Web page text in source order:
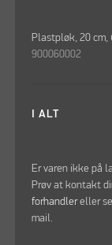
Plastpløk, 20 cm,
900060002
I ALT
Er varen ikke på
Prøv at kontakt
forhandlereller
mail.